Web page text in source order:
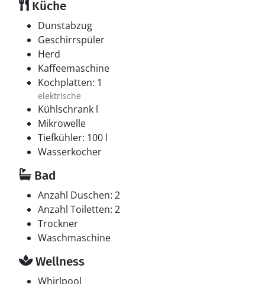
Küche
Dunstabzug
Geschirrspüler
Herd
Kaffeemaschine
Kochplatten: 1
elektrische
Kühlschrank l
Mikrowelle
Tiefkühler: 100 l
Wasserkocher
Bad
Anzahl Duschen: 2
Anzahl Toiletten: 2
Trockner
Waschmaschine
Wellness
Whirlpool